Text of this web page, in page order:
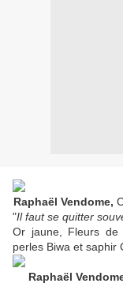
Raphaël Vendome,
"Il faut se quitter
Or jaune, Fleurs de
perles Biwa et saphir
Raphaël